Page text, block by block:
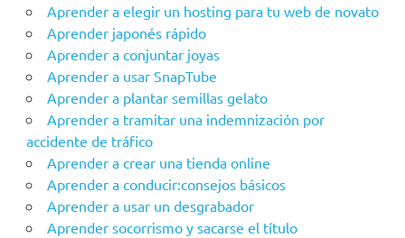
Aprender a elegir un hosting para tu web de novato
Aprender japonés rápido
Aprender a conjuntar joyas
Aprender a usar SnapTube
Aprender a plantar semillas gelato
Aprender a tramitar una indemnización por
accidente de tráfico
Aprender a crear una tienda online
Aprender a conducir:consejos básicos
Aprender a usar un desgrabador
Aprender socorrismo y sacarse el título